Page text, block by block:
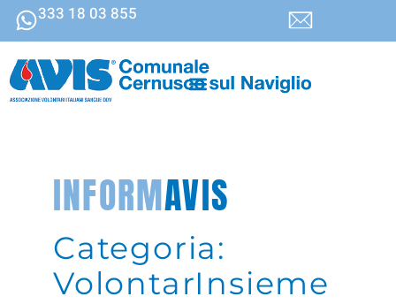
333 18 03 855
INFORMAVIS
Categoria:
VolontarInsieme